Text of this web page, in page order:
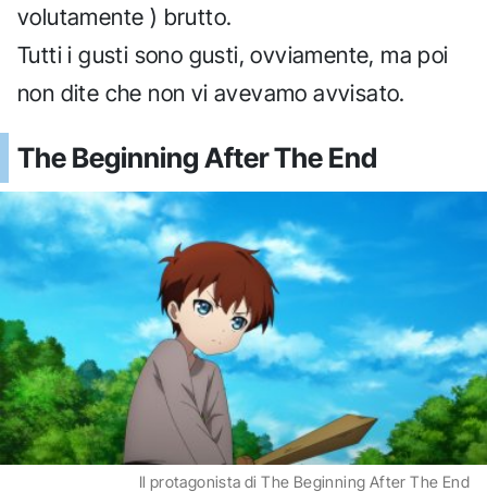
volutamente ) brutto.
Tutti i gusti sono gusti, ovviamente, ma poi
non dite che non vi avevamo avvisato.
The Beginning After The End
Il protagonista di The Beginning After The End